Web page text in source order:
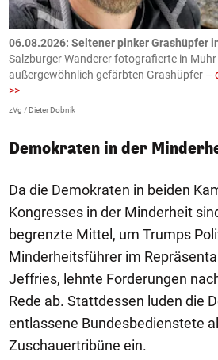
06.08.2026: Seltener pinker Grashüpfer
Salzburger Wanderer fotografierte in Muhr
außergewöhnlich gefärbten Grashüpfer –
>>
zVg / Dieter Dobnik
Demokraten in der
Da die Demokraten in beiden
Kongresses in der Minderheit
begrenzte Mittel, um Trumps
Minderheitsführer im
Jeffries, lehnte Forderungen
Rede ab. Stattdessen luden die
entlassene Bundesbedienstete
Zuschauertribüne ein.